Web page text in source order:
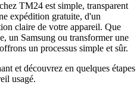
TM24 est simple, transparent
expédition gratuite, d'un
claire de votre appareil. Que
un Samsung ou transformer une
un processus simple et sûr.
et découvrez en quelques étapes
usagé.